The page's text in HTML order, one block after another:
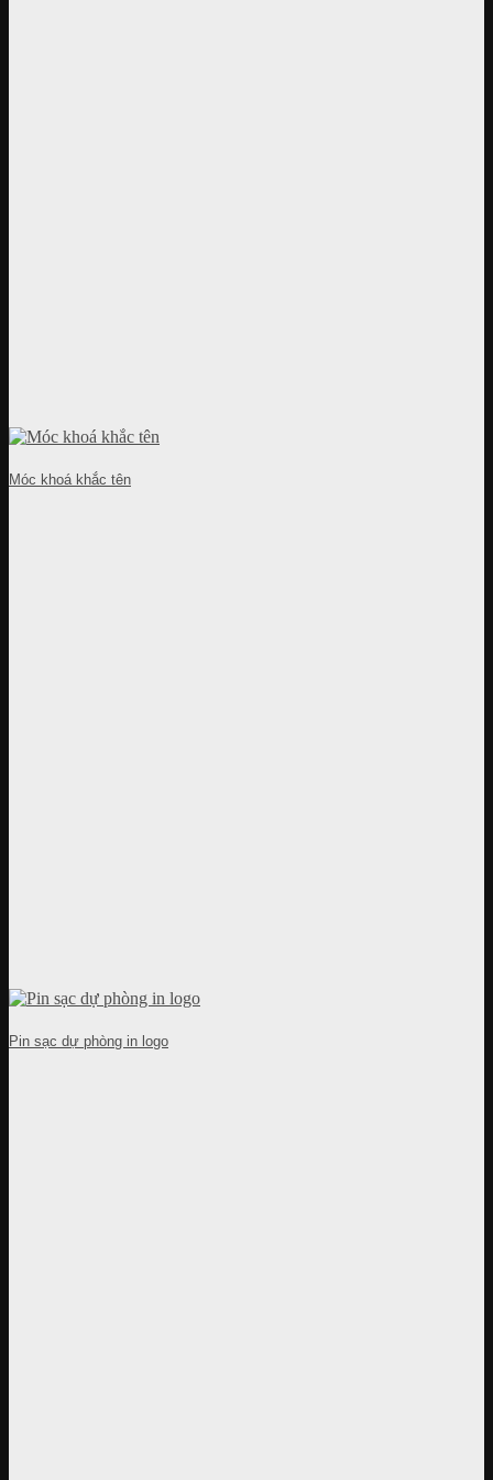
Móc khoá khắc tên
Pin sạc dự phòng in logo